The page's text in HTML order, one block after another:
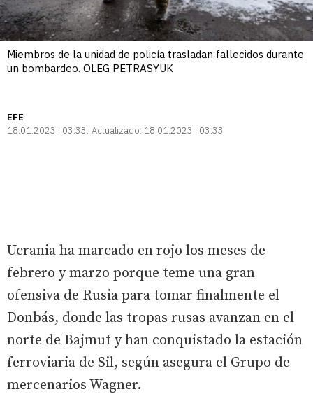
Miembros de la unidad de policía trasladan fallecidos durante
un bombardeo. OLEG PETRASYUK
EFE
18.01.2023 | 03:33 Actualizado: 18.01.2023 | 03:33
Ucrania ha marcado en rojo los meses de
febrero y marzo porque teme una gran
ofensiva de Rusia para tomar finalmente el
Donbás, donde las tropas rusas avanzan en el
norte de Bajmut y han conquistado la estación
ferroviaria de Sil, según asegura el Grupo de
mercenarios Wagner.